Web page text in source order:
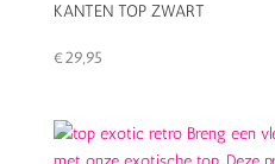
KANTEN TOP ZWART
€29,95